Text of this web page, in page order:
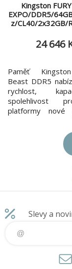
Kingston
EXPO/DDR5/
z/CL40/2x32GB/
24 646
Paměť
Beast DDR5
rychlost,
spolehlivost
platformy nové
díky
jako je On-die
zlepšují stabilitu,
zvýšení
FURY Beast
specifikace
Slevy a